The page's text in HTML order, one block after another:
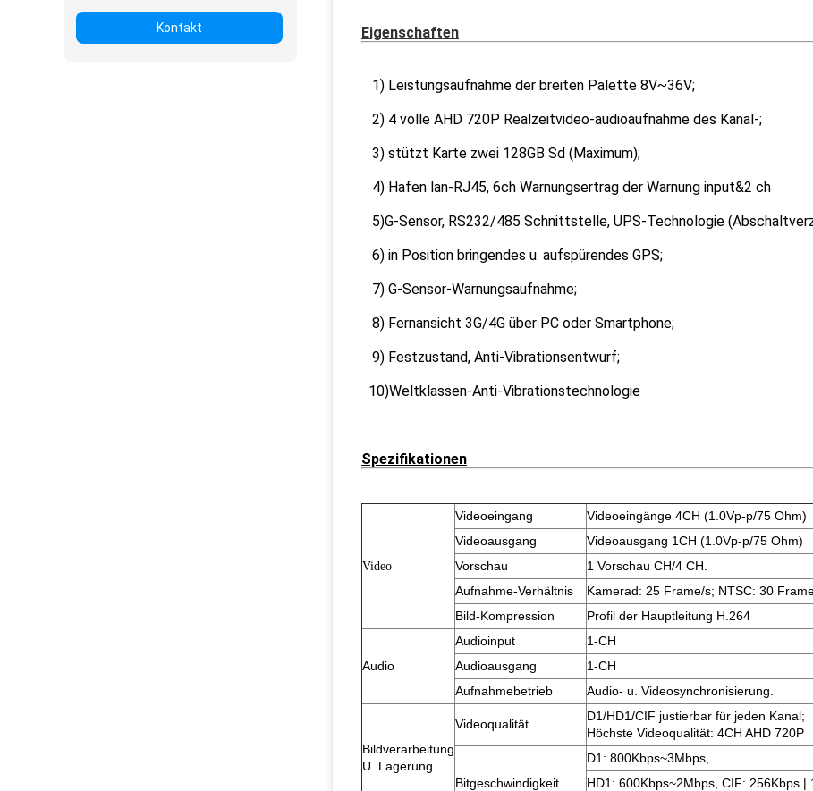
Kontakt Eigenschaften
1) Leistungsaufnahme der breiten Palette 8V~36V;
2) 4 volle AHD 720P Realzeitvideo-audioaufnahme des Kanal-;
3) stützt Karte zwei 128GB Sd (Maximum);
4) Hafen lan-RJ45, 6ch Warnungsertrag der Warnung input&2 ch
5)G-Sensor, RS232/485 Schnittstelle, UPS-Technologie
6) in Position bringendes u. aufspürendes GPS;
7) G-Sensor-Warnungsaufnahme;
8) Fernansicht 3G/4G über PC oder Smartphone;
9) Festzustand, Anti-Vibrationsentwurf;
10)Weltklassen-Anti-Vibrationstechnologie
Spezifikationen
Video
Videoeingang
Videoeingänge 4CH (1.0Vp-p/75 Ohm)
Videoausgang
Videoausgang 1CH (1.0Vp-p/75 Ohm)
Vorschau
1 Vorschau CH/4 CH.
Aufnahme-Verhältnis
Kamerad: 25 Frame/s; NTSC: 30
Bild-Kompression
Profil der Hauptleitung H.264
Audio
Audioinput
1-CH
Audioausgang
1-CH
Aufnahmebetrieb
Audio- u. Videosynchronisierung.
Bildverarbeitung
U. Lagerung
Videoqualität
D1/HD1/CIF justierbar für jeden Kanal;
Höchste Videoqualität: 4CH AHD 720P
Bitgeschwindigkeit
D1: 800Kbps~3Mbps,
HD1: 600Kbps~2Mbps, CIF: 256Kbps |